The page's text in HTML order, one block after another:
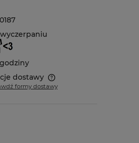
dostawy
formy dostawy